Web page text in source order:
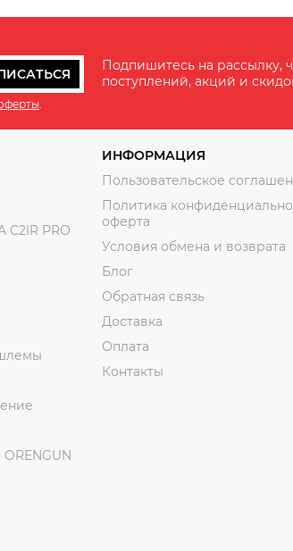
.
Подпишитесь на рассылку,
поступлений, акций и
C2IR PRO
ИНФОРМАЦИЯ
Пользовательское
Политика
оферта
Условия обмена и возврата
Блог
Обратная связь
Доставка
Оплата
Контакты